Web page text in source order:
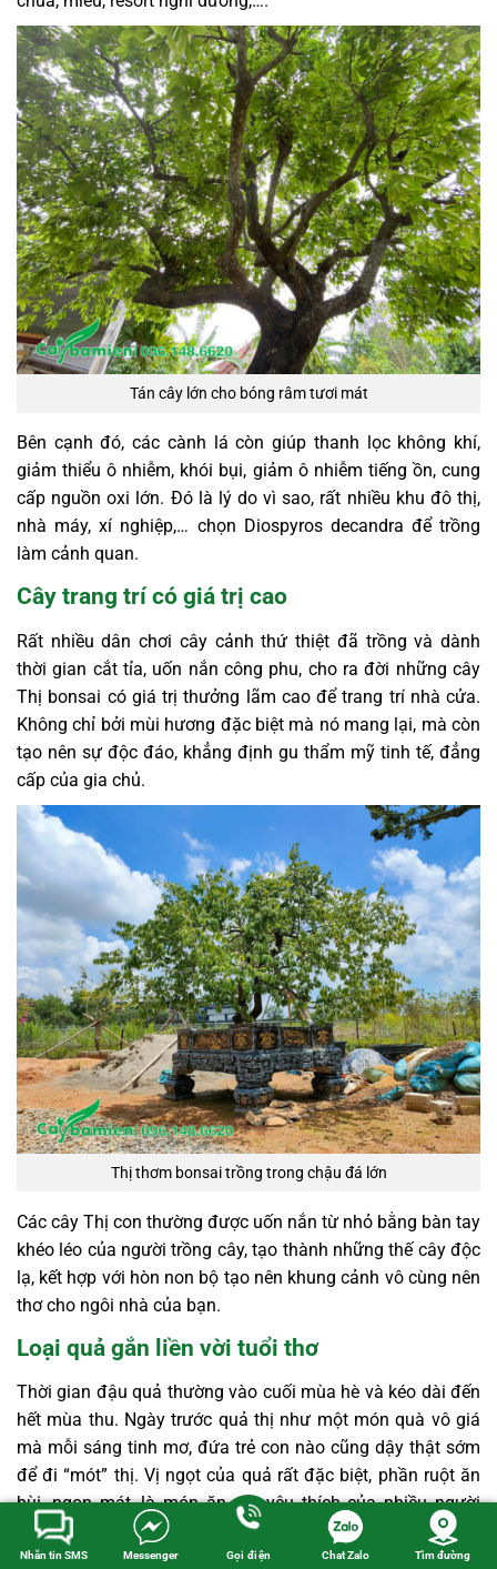
Tán cây lớn cho bóng râm tươi mát
Bên cạnh đó, các cành lá còn giúp thanh lọc không khí,
giảm thiểu ô nhiễm, khói bụi, giảm ô nhiễm tiếng ồn, cung
cấp nguồn oxi lớn. Đó là lý do vì sao, rất nhiều khu đô thị,
nhà máy, xí nghiệp,… chọn Diospyros decandra để trồng
làm cảnh quan.
Cây trang trí có giá trị cao
Rất nhiều dân chơi cây cảnh thứ thiệt đã trồng và dành
thời gian cắt tỉa, uốn nắn công phu, cho ra đời những cây
Thị bonsai có giá trị thưởng lãm cao để trang trí nhà cửa.
Không chỉ bởi mùi hương đặc biệt mà nó mang lại, mà còn
tạo nên sự độc đáo, khẳng định gu thẩm mỹ tinh tế, đẳng
cấp của gia chủ.
Thị thơm bonsai trồng trong chậu đá lớn
Các cây Thị con thường được uốn nắn từ nhỏ bằng bàn tay
khéo léo của người trồng cây, tạo thành những thế cây độc
lạ, kết hợp với hòn non bộ tạo nên khung cảnh vô cùng nên
thơ cho ngôi nhà của bạn.
Loại quả gắn liền vời tuổi thơ
Thời gian đậu quả thường vào cuối mùa hè và kéo dài đến
hết mùa thu. Ngày trước quả thị như một món quà vô giá
mà mỗi sáng tinh mơ, đứa trẻ con nào cũng dậy thật sớm
để đi “mót” thị. Vị ngọt của quả rất đặc biệt, phần ruột ăn
bùi, ngon mát, là món ăn vặt yêu thích của nhiều người
ngày xưa.
Tìm đường
Chat Zalo
Gọi điện
Messenger
Nhắn tin SMS